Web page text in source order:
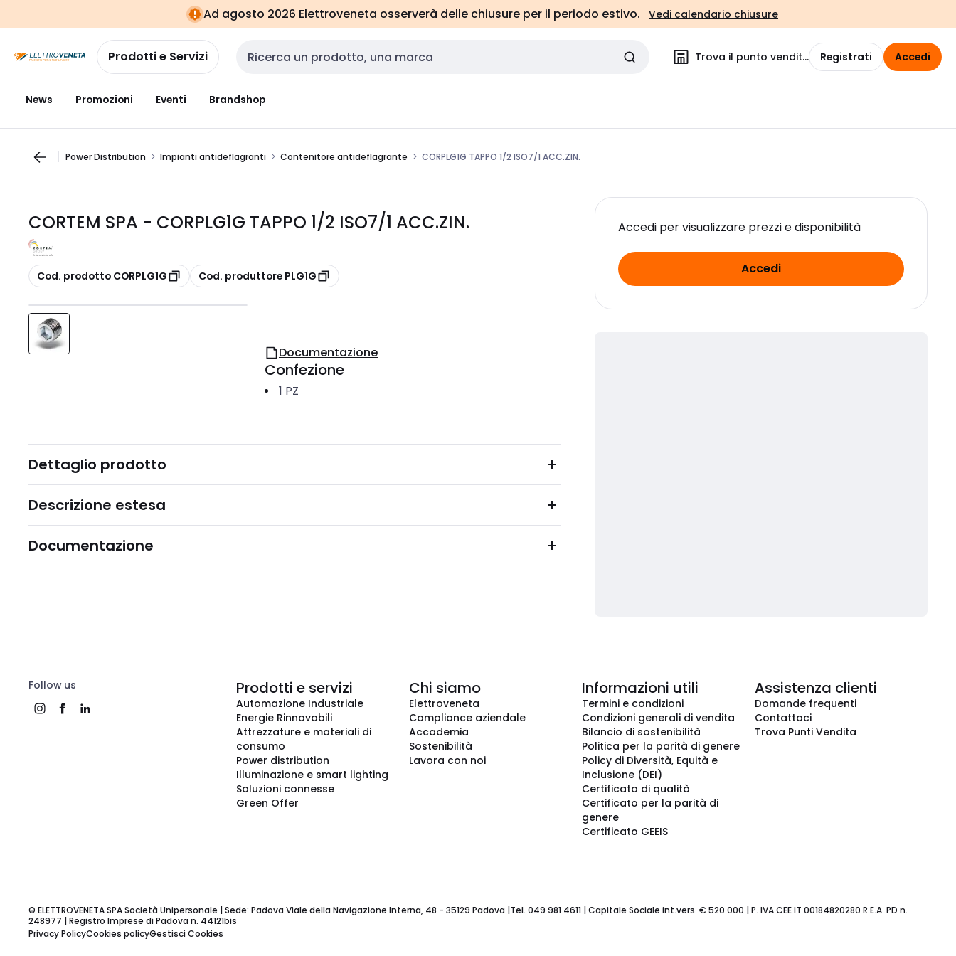
navigazionealla
pagina
Ad agosto 2026 Elettroveneta osserverà delle chiusure per il periodo estivo. Vedi calendario chiusure
Prodotti e Servizi Cerca input Trova il punto vendita Registrati Accedi
News Promozioni Eventi Brandshop
Power Distribution Impianti antideflagranti Contenitore antideflagrante CORPLG1G TAPPO 1/2 ISO7/1 ACC.ZIN.
CORTEM SPA - CORPLG1G TAPPO 1/2 ISO7/1 ACC.ZIN.
copia
Cod. prodotto CORPLG1G copia
Cod. produttore PLG1G
Accedi per visualizzare prezzi e disponibilità
Accedi
Documentazione
Confezione
1 PZ
Dettaglio prodotto
Descrizione estesa
Documentazione
Follow us Prodotti e servizi
Automazione Industriale
Energie Rinnovabili
Attrezzature e materiali di
consumo
Power distribution
Illuminazione e smart lighting
Soluzioni connesse
Green Offer
Chi siamo
Elettroveneta
Compliance aziendale
Accademia
Sostenibilità
Lavora con noi
Informazioni utili
Termini e condizioni
Condizioni generali di vendita
Bilancio di sostenibilità
Politica per la parità di genere
Policy di Diversità, Equità e
Inclusione (DEI)
Certificato di qualità
Certificato per la parità di
genere
Certificato GEEIS
Assistenza clienti
Domande frequenti
Contattaci
Trova Punti Vendita
© ELETTROVENETA SPA Società Unipersonale | Sede: Padova Viale della Navigazione Interna, 48 - 35129 Padova |Tel. 049 981 4611 | Capitale Sociale int.vers. € 520.000 | P. IVA CEE IT 00184820280 R.E.A. PD n.
248977 | Registro Imprese di Padova n. 44121bis
Privacy PolicyCookies policyGestisci Cookies